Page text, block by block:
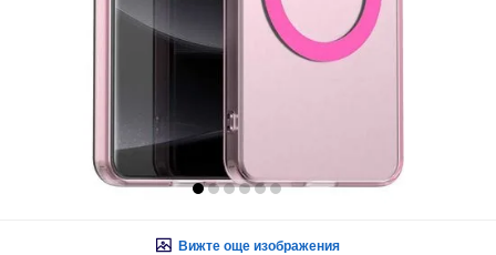
Вижте още изображения